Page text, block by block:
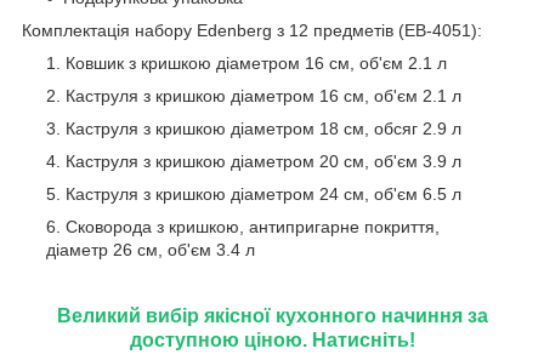
Комплектація набору Edenberg з 12 предметів (EB-4051):
Ковшик з кришкою діаметром 16 см, об'єм 2.1 л
Каструля з кришкою діаметром 16 см, об'єм 2.1 л
Каструля з кришкою діаметром 18 см, обсяг 2.9 л
Каструля з кришкою діаметром 20 см, об'єм 3.9 л
Каструля з кришкою діаметром 24 см, об'єм 6.5 л
Сковорода з кришкою, антипригарне покриття,
діаметр 26 см, об'єм 3.4 л
Великий вибір якісної кухонного начиння за
доступною ціною. Натисніть!